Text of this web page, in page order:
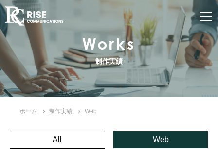
Works
制作実績
ホーム 制作実績 Web
All Web